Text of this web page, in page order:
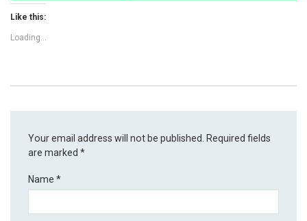
Like this:
Loading...
Your email address will not be published. Required fields
are marked*
Name*